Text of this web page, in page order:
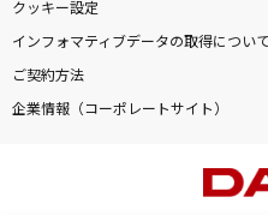
クッキー設定
インフォマティブデータの取得について
ご契約方法
企業情報（コーポレートサイト）